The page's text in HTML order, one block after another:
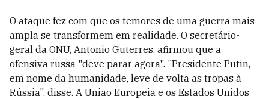
O ataque fez com que os temores de uma guerra mais
ampla se transformem em realidade. O secretário-
geral da ONU, Antonio Guterres, afirmou que a
ofensiva russa "deve parar agora". "Presidente Putin,
em nome da humanidade, leve de volta as tropas à
Rússia", disse. A União Europeia e os Estados Unidos